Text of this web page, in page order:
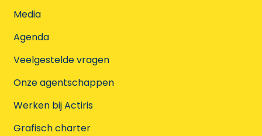
Media
Agenda
Veelgestelde vragen
Onze agentschappen
Werken bij Actiris
Grafisch charter